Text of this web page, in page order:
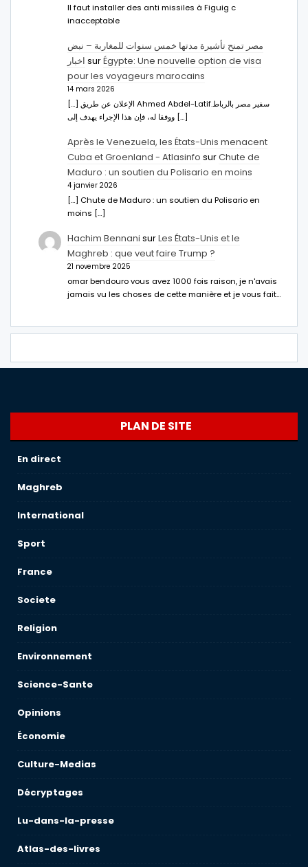
Il faut installer des anti missiles à Figuig c
inacceptable
مصر تمنح تأشيرة مدتها خمس سنوات للمغاربة – نبض
اخبار surÉgypte: Une nouvelle option de visa
pour les voyageurs marocains
14 mars 2026
[…] الإعلان عن طريق Ahmed Abdel-Latifسفير مصر بالرباط.
ووفقا له، فإن هذا الإجراء يهدف إلى […]
Après le Venezuela, les États-Unis menacent
Cuba et Groenland - Atlasinfo surChute de
Maduro : un soutien du Polisario en moins
4 janvier 2026
[…] Chute de Maduro : un soutien du Polisario en
moins […]
Hachim Bennani surLes États-Unis et le
Maghreb : que veut faire Trump ?
21 novembre 2025
omar bendouro vous avez 1000 fois raison, je n'avais
jamais vu les choses de cette manière et je vous fait…
PLAN DE SITE
En direct
Maghreb
International
Sport
France
Societe
Religion
Environnement
Science-Sante
Opinions
Économie
Culture-Medias
Décryptages
Lu-dans-la-presse
Atlas-des-livres